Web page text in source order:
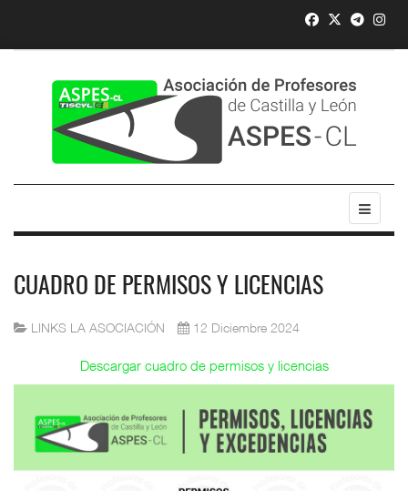
CUADRO DE PERMISOS Y LICENCIAS
LINKS LA ASOCIACIÓN 12 Diciembre 2024
Descargar cuadro de permisos y licencias